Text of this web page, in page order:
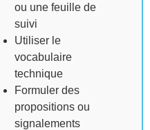
ou une feuille de
suivi
Utiliser le
vocabulaire
technique
Formuler des
propositions ou
signalements